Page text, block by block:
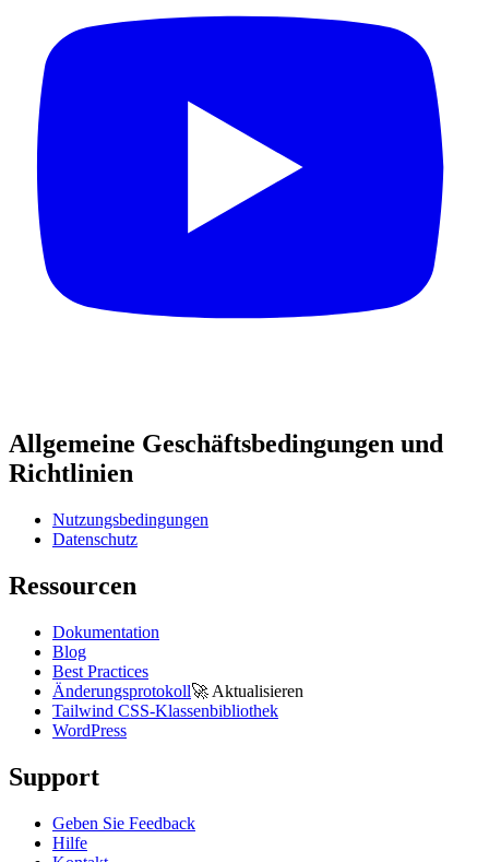
Allgemeine Geschäftsbedingungen und
Richtlinien
Nutzungsbedingungen
Datenschutz
Ressourcen
Dokumentation
Blog
Best Practices
Änderungsprotokoll🚀 Aktualisieren
Tailwind CSS-Klassenbibliothek
WordPress
Support
Geben Sie Feedback
Hilfe